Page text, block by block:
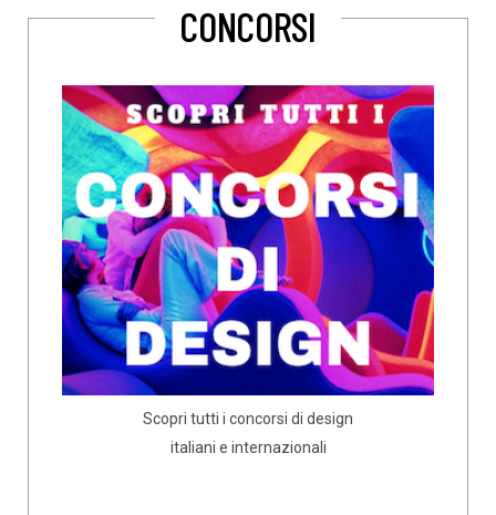
CONCORSI
Scopri tutti i concorsi di design
italiani e internazionali